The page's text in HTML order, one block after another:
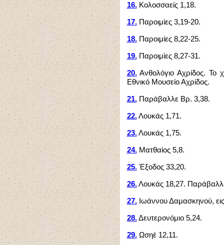
16.Κολοσσαείς 1,18.
17.Παροιμίες 3,19-20.
18.Παροιμίες 8,22-25.
19.Παροιμίες 8,27-31.
20.Ανθολόγιο Αχρίδος. Το
Εθνικό Μουσείο Αχρίδος.
21.Παράβαλλε Βρ. 3,38.
22.Λουκάς 1,71.
23.Λουκάς 1,75.
24.Ματθαίος 5,8.
25.Έξοδος 33,20.
26.Λουκάς 18,27.
27.Ιωάννου Δαμασκηνού,
28.Δευτερονόμιο 5,24.
29.Ωσηέ 12,11.